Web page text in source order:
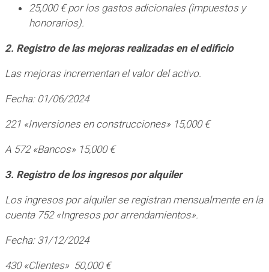
25,000 € por los gastos adicionales (impuestos y
honorarios).
2. Registro de las mejoras realizadas en el edificio
Las mejoras incrementan el valor del activo.
Fecha: 01/06/2024
221 «Inversiones en construcciones» 15,000 €
A 572 «Bancos» 15,000 €
3. Registro de los ingresos por alquiler
Los ingresos por alquiler se registran mensualmente en la
cuenta 752 «Ingresos por arrendamientos».
Fecha: 31/12/2024
430 «Clientes» 50,000 €